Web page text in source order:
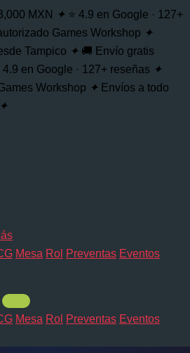
MXN ✦ ⭐ 4.9 en Google · 127+
Games Workshop ✦
Tampico ✦ 🚚 Envío gratis
4.9 en Google · 127+ reseñas ✦
Workshop ✦ Envíos a todo
✦
Mesa Rol Preventas Eventos
Mesa Rol Preventas Eventos